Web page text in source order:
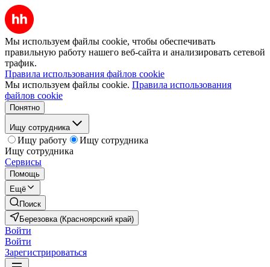
Мы используем файлы cookie, чтобы обеспечивать
правильную работу нашего веб-сайта и анализировать сетевой
трафик.
Правила использования файлов cookie
Мы используем файлы cookie. Правила использования
файлов cookie
Понятно
Ищу сотрудника
Ищу работу
Ищу сотрудника
Ищу сотрудника
Сервисы
Помощь
Ещё
Поиск
Березовка (Красноярский край)
Войти
Войти
Зарегистрироваться